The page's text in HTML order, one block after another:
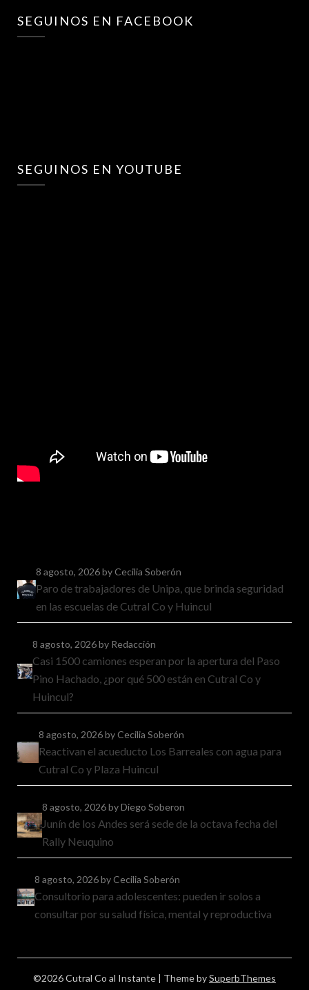
SEGUINOS EN FACEBOOK
SEGUINOS EN YOUTUBE
8 agosto, 2026by Cecilia Soberón
Paro de trabajadores de Unipa, que brinda seguridad
en las escuelas de Cutral Co y Huincul
8 agosto, 2026by Redacción
Casi 1500 camiones esperan por la apertura del Paso
Pino Hachado, ¿por qué 500 están en Cutral Co y
Huincul?
8 agosto, 2026by Cecilia Soberón
Reactivan el acueducto Los Barreales con agua para
Cutral Co y Plaza Huincul
8 agosto, 2026by Diego Soberon
Junín de los Andes será sede de la octava fecha del
Rally Neuquino
8 agosto, 2026by Cecilia Soberón
Consultorio para adolescentes: pueden ir solos a
consultar por su salud física, mental y reproductiva
©2026 Cutral Co al Instante | Theme bySuperbThemes